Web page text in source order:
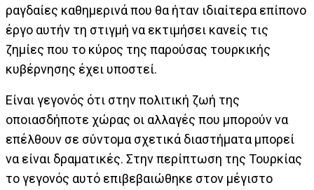
ραγδαίες καθημερινά που θα ήταν ιδιαίτερα επίπονο
έργο αυτήν τη στιγμή να εκτιμήσει κανείς τις
ζημίες που το κύρος της παρούσας τουρκικής
κυβέρνησης έχει υποστεί.
Είναι γεγονός ότι στην πολιτική ζωή της
οποιασδήποτε χώρας οι αλλαγές που μπορούν να
επέλθουν σε σύντομα σχετικά διαστήματα μπορεί
να είναι δραματικές. Στην περίπτωση της Τουρκίας
το γεγονός αυτό επιβεβαιώθηκε στον μέγιστο